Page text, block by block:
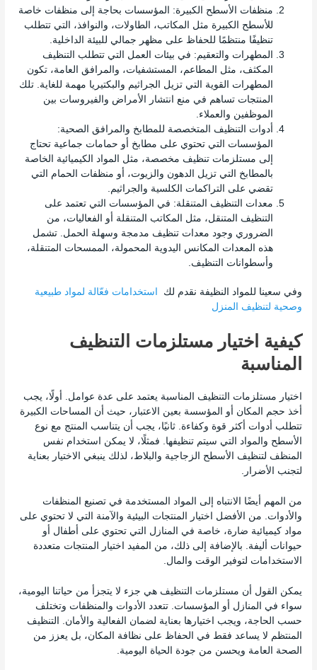
منظفات الأسطح الكبيرة: المؤسسات بحاجة إلى منظفات خاصة
للأسطح الكبيرة مثل المكاتب، الطاولات، والنوافذ، التي تتطلب
تنظيفًا منتظمًا للحفاظ على مظهر جمالي للبيئة الداخلية.
المطهرات والتعقيم: في بيئات العمل التي تتطلب التنظيف
المكثف، مثل المطاعم، المستشفيات، والمرافق العامة، تكون
المطهرات القوية التي تزيل الجراثيم والبكتيريا مهمة للغاية. تلك
المنتجات تساهم في منع انتشار الأمراض والفيروسات بين
الموظفين والعملاء.
أدوات التنظيف المتخصصة للمطابخ والمرافق الصحية:
المؤسسات التي تحتوي على مطابخ أو حمامات جماعية تحتاج
إلى مستلزمات تنظيف مخصصة، مثل المواد الكيميائية الخاصة
بالمطابخ التي تزيل الدهون والزيوت، أو منظفات الحمام التي
تقضي على التراكمات الكلسية والجراثيم.
معدات التنظيف المتنقلة: في المؤسسات التي تعتمد على
التنظيف المتنقل، مثل المكاتب المتنقلة أو الفعاليات، من
الضروري وجود معدات تنظيف مدمجة وسهلة الحمل. تشمل
هذه المعدات المكانس اليدوية المحمولة، الممسحات المتنقلة،
وأسطوانات التنظيف.
وفي سعينا للمواد النظيفة نقدم لك
استخدامات فعّالة لمواد طبيعية
وصحية لتنظيف المنزل
كيفية اختيار مستلزمات التنظيف
المناسبة
اختيار مستلزمات التنظيف المناسبة يعتمد على عدة عوامل. أولًا، يجب
أخذ حجم المكان أو المؤسسة بعين الاعتبار، حيث أن المساحات الكبيرة
تتطلب أدوات أكثر قوة وكفاءة. ثانيًا، يجب أن يتناسب المنتج مع نوع
الأسطح والمواد التي سيتم تنظيفها. فمثلًا، لا يمكن استخدام نفس
المنظف لتنظيف الأسطح الزجاجية والبلاط، لذلك ينبغي الاختيار بعناية
لتجنب الأضرار.
من المهم أيضًا الانتباه إلى المواد المستخدمة في تصنيع المنظفات
والأدوات. من الأفضل اختيار المنتجات البيئية والآمنة التي لا تحتوي على
مواد كيميائية ضارة، خاصة في المنازل التي تحتوي على أطفال أو
حيوانات أليفة. بالإضافة إلى ذلك، من المفيد اختيار المنتجات متعددة
الاستخدامات لتوفير الوقت والمال.
يمكن القول أن مستلزمات التنظيف هي جزء لا يتجزأ من حياتنا اليومية،
سواء في المنازل أو المؤسسات. تتعدد الأدوات والمنظفات وتختلف
حسب الحاجة، ويجب اختيارها بعناية لضمان الفعالية والأمان. التنظيف
المنتظم لا يساعد فقط في الحفاظ على نظافة المكان، بل يعزز من
الصحة العامة ويحسن من جودة الحياة اليومية.